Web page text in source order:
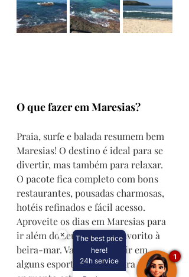
O que fazer em Maresias?
Praia, surfe e balada resumem bem
Maresias! O destino é ideal para se
divertir, mas também para relaxar.
O pacote fica completo com bons
restaurantes, pousadas charmosas,
hotéis refinados e fácil acesso.
Aproveite os dias em Maresias para
ir além do seu quiosque favorito à
beira-mar. Vale até investir em
alguns esportes de aventura
×
The best price
here!
24h service
1